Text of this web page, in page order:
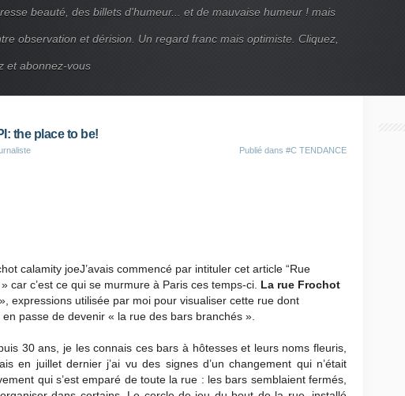
beauté, des billets d'humeur... et de mauvaise humeur ! mais
observation et dérision. Un regard franc mais optimiste. Cliquez,
et abonnez-vous
the place to be!
Publié dans #C TENDANCE
J’avais commencé par intituler cet article “Rue
car c’est ce qui se murmure à Paris ces temps-ci. La rue Frochot
expressions utilisée par moi pour visualiser cette rue dont
passe de devenir « la rue des bars branchés ».
30 ans, je les connais ces bars à hôtesses et leurs noms fleuris,
en juillet dernier j’ai vu des signes d’un changement qui n’était
qui s’est emparé de toute la rue : les bars semblaient fermés,